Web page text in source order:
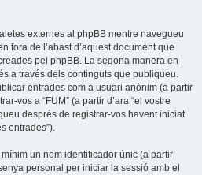
externes al phpBB mentre navegueu
fora de l’abast d’aquest document que
pel phpBB. La segona manera en
a través dels continguts que publiqueu.
entrades com a usuari anònim (a partir
vos a “FUM” (a partir d’ara “el vostre
després de registrar-vos havent iniciat
entrades”).
un nom identificador únic (a partir
personal per iniciar la sessió amb el